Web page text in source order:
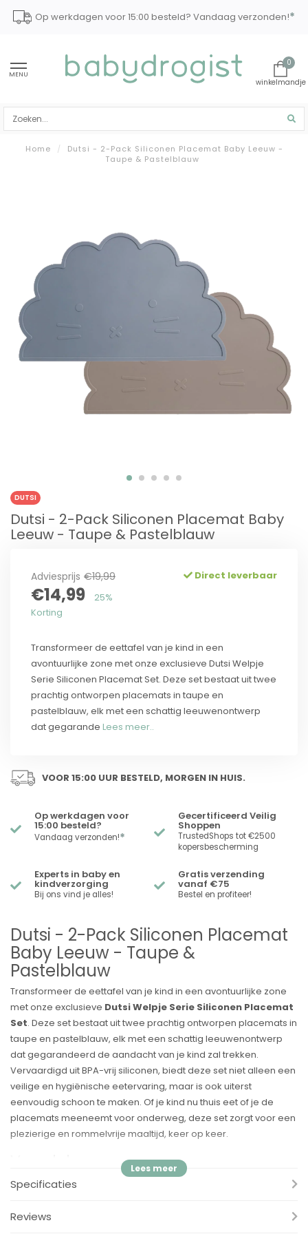
Op werkdagen voor 15:00 besteld? Vandaag verzonden!*
MENU
0
Home /
Dutsi - 2-Pack Siliconen Placemat Baby Leeuw -
Taupe & Pastelblauw
DUTSI
Dutsi - 2-Pack Siliconen Placemat Baby
Leeuw - Taupe & Pastelblauw
Adviesprijs €19,99
€14,99
25%
Korting
Direct leverbaar
Transformeer de eettafel van je kind in een
avontuurlijke zone met onze exclusieve Dutsi Welpje
Serie Siliconen Placemat Set. Deze set bestaat uit twee
prachtig ontworpen placemats in taupe en
pastelblauw, elk met een schattig leeuwenontwerp
dat gegarande Lees meer..
VOOR 15:00 UUR BESTELD, MORGEN IN HUIS.
Op werkdagen voor
15:00 besteld?
Vandaag verzonden!*
Gecertificeerd Veilig
Shoppen
TrustedShops tot €2500
kopersbescherming
Experts in baby en
kindverzorging
Bij ons vind je alles!
Gratis verzending
vanaf €75
Bestel en profiteer!
Dutsi - 2-Pack Siliconen Placemat
Baby Leeuw - Taupe &
Pastelblauw
Transformeer de eettafel van je kind in een avontuurlijke zone
met onze exclusieve Dutsi Welpje Serie Siliconen Placemat
Set. Deze set bestaat uit twee prachtig ontworpen placemats in
taupe en pastelblauw, elk met een schattig leeuwenontwerp
dat gegarandeerd de aandacht van je kind zal trekken.
Vervaardigd uit BPA-vrij siliconen, biedt deze set niet alleen een
veilige en hygiënische eetervaring, maar is ook uiterst
eenvoudig schoon te maken. Of je kind nu thuis eet of je de
placemats meeneemt voor onderweg, deze set zorgt voor een
plezierige en rommelvrije maaltijd, keer op keer.
✓Dubbele Avontuurlijke Designs:Elke set bevat twee
pastelblauw, perfect voor broertjes, zusjes, of om af te wisselen.
Specificaties
Reviews